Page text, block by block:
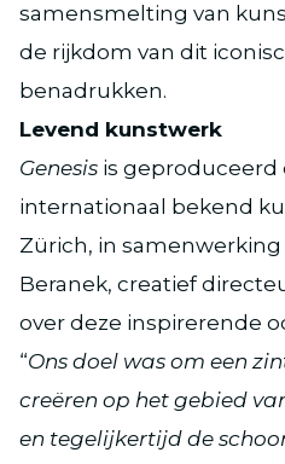
samensmelting van
de rijkdom van dit
benadrukken.
Levend kunstwerk
Genesis is geproduceerd
internationaal bekend
Zürich, in samenwerking
Beranek, creatief
over deze inspirerende
“Ons doel was om een
creëren op het gebied
en tegelijkertijd de